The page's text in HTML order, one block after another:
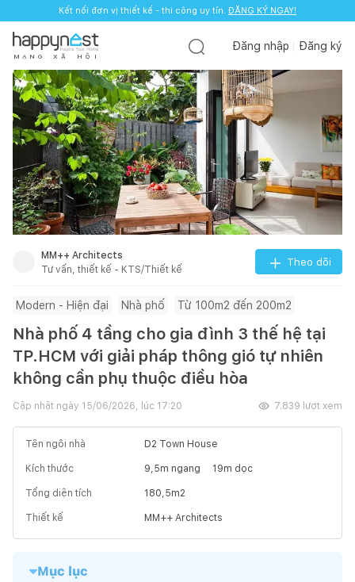
Kết nối đơn vị thiết kế - thi công uy tín. ĐĂNG KÝ NGAY!
M Ạ N G X Ã H Ộ I
Đăng nhập Đăng ký
MM++ Architects
Tư vấn, thiết kế - KTS/Thiết kế
Theo dõi
Modern - Hiện đại Nhà phố Từ 100m2 đến 200m2
Nhà phố 4 tầng cho gia đình 3 thế hệ tại
TP.HCM với giải pháp thông gió tự nhiên
không cần phụ thuộc điều hòa
Cập nhật ngày 15/06/2026, lúc 17:20 7.839 lượt xem
Tên ngôi nhà D2 Town House
Kích thước 9,5m ngang 19m dọc
Tổng diện tích 180,5m2
Thiết kế MM++ Architects
Mục lục